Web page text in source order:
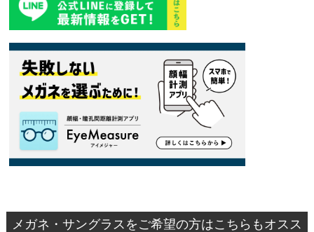
メガネ・サングラスをご希望の方はこちらもオスス